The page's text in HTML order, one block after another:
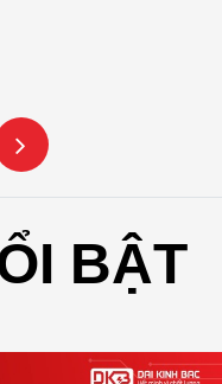
BẬT